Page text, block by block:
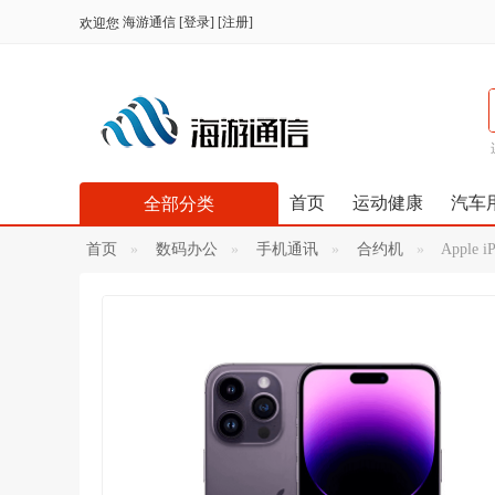
欢迎您 海游通信 [登录] [注册]
首页 运动健康 汽车
全部分类
首页 数码办公 手机通讯 合约机 Apple